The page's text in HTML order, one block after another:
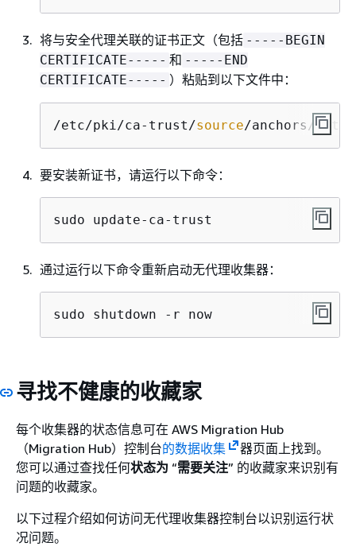
将与安全代理关联的证书正文（包括 -----BEGIN
CERTIFICATE----- 和 -----END
CERTIFICATE----- ）粘贴到以下文件中：
/etc/pki/ca-trust/source/anchors/
要安装新证书，请运行以下命令：
sudo update-ca-trust
通过运行以下命令重新启动无代理收集器：
sudo shutdown -r now
寻找不健康的收藏家
每个收集器的状态信息可在 AWS Migration Hub
（Migration Hub）控制台的数据收集
器页面上找到。
您可以通过查找任何状态为 “需要关注” 的收藏家来识别有
问题的收藏家。
以下过程介绍如何访问无代理收集器控制台以识别运行状
况问题。